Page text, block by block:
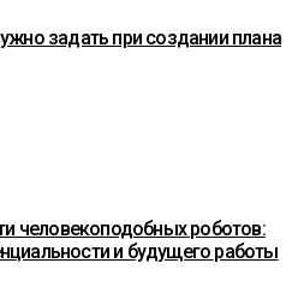
задать при создании плана
человекоподобных роботов:
и будущего работы